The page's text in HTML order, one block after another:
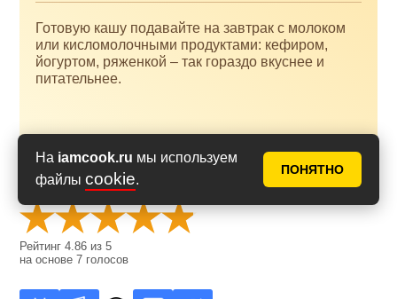
На iamcook.ru мы используем
файлы cookie.
ПОНЯТНО
Готовую кашу подавайте на завтрак с молоком
или кисломолочными продуктами: кефиром,
йогуртом, ряженкой – так гораздо вкуснее и
питательнее.
Оценить рецепт
Рейтинг4.86 из5
на основе7 голосов